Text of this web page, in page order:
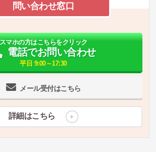
問い合わせ窓口
メール受付はこちら
スマホの方はこちらをクリック
電話でお問い合わせ
平日 9:00～17:30
詳細はこちら